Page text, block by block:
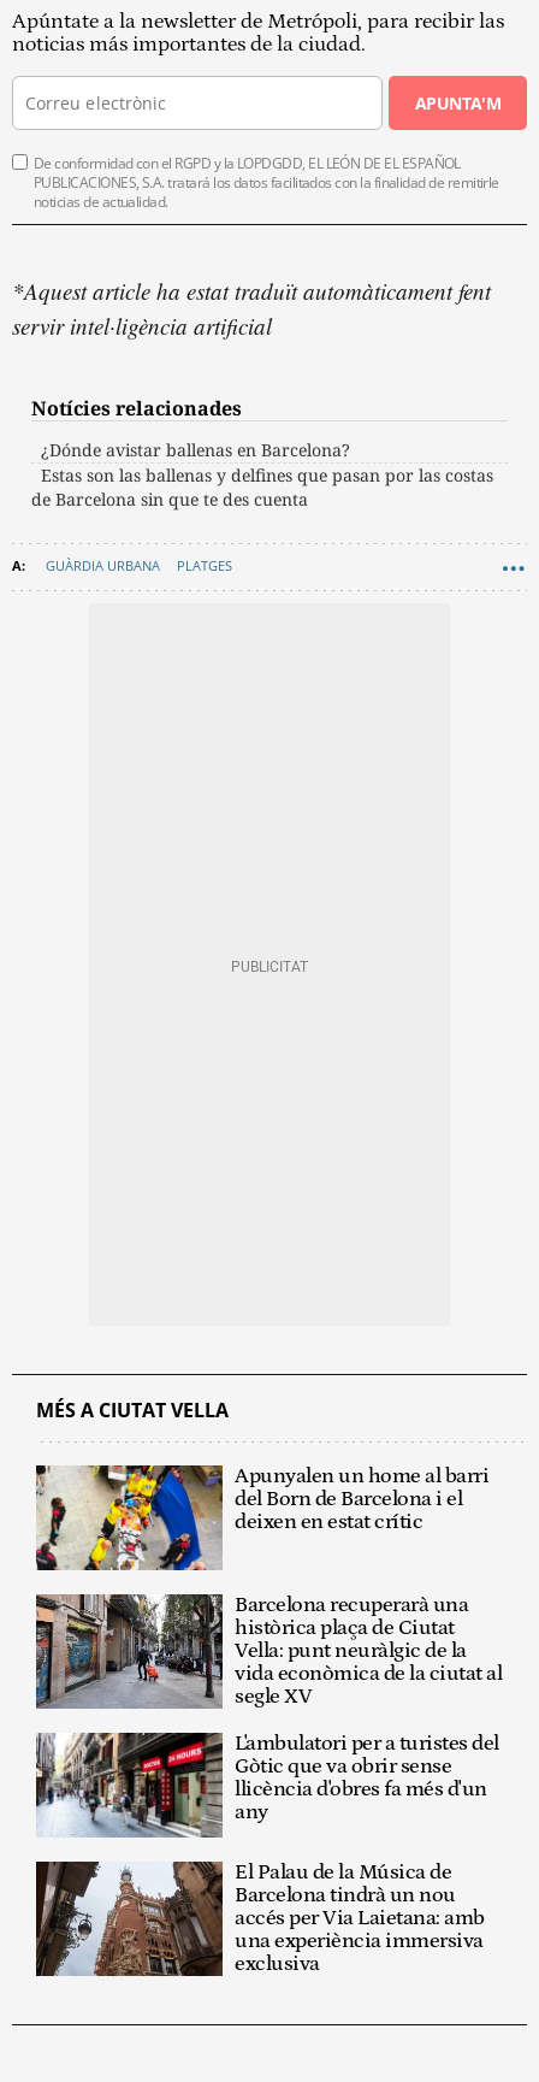
Apúntate a la newsletter de Metrópoli, para recibir las
noticias más importantes de la ciudad.
APUNTA'M
De conformidad con el RGPD y la LOPDGDD, EL LEÓN DE EL ESPAÑOL
PUBLICACIONES, S.A. tratará los datos facilitados con la finalidad de remitirle
noticias de actualidad.
*Aquest article ha estat traduït automàticament fent
servir intel·ligència artificial
Notícies relacionades
¿Dónde avistar ballenas en Barcelona?
Estas son las ballenas y delfines que pasan por las costas
de Barcelona sin que te des cuenta
GUÀRDIA URBANA PLATGES
MÉS A CIUTAT VELLA
Apunyalen un home al barri
del Born de Barcelona i el
deixen en estat crític
Barcelona recuperarà una
històrica plaça de Ciutat
Vella: punt neuràlgic de la
vida econòmica de la ciutat al
segle XV
L'ambulatori per a turistes del
Gòtic que va obrir sense
llicència d'obres fa més d'un
any
El Palau de la Música de
Barcelona tindrà un nou
accés per Via Laietana: amb
una experiència immersiva
exclusiva